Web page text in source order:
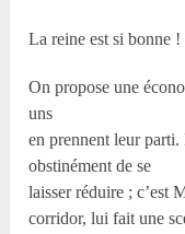
La reine est si bonne !
On propose une
uns
en prennent leur
obstinément de se
laisser réduire ; c’est
corridor, lui fait une